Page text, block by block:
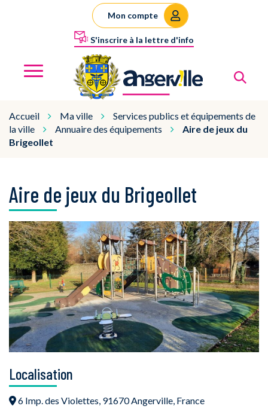
S'inscrire à la lettre d'info
Mon compte
Angerville
Accueil Ma ville
Services publics et équipements de
la ville
Annuaire des équipements
Aire de jeux du
Brigeollet
Aire de jeux du Brigeollet
Localisation
6 Imp. des Violettes, 91670 Angerville, France